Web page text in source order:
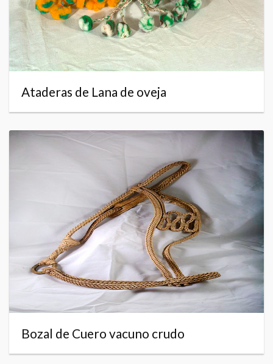
Ataderas de Lana de oveja
Bozal de Cuero vacuno crudo